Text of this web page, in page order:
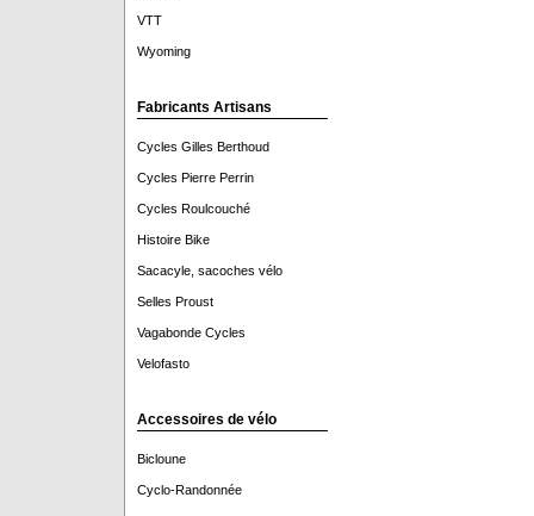
VTT
Wyoming
Fabricants Artisans
Cycles Gilles Berthoud
Cycles Pierre Perrin
Cycles Roulcouché
Histoire Bike
Sacacyle, sacoches vélo
Selles Proust
Vagabonde Cycles
Velofasto
Accessoires de vélo
Bicloune
Cyclo-Randonnée